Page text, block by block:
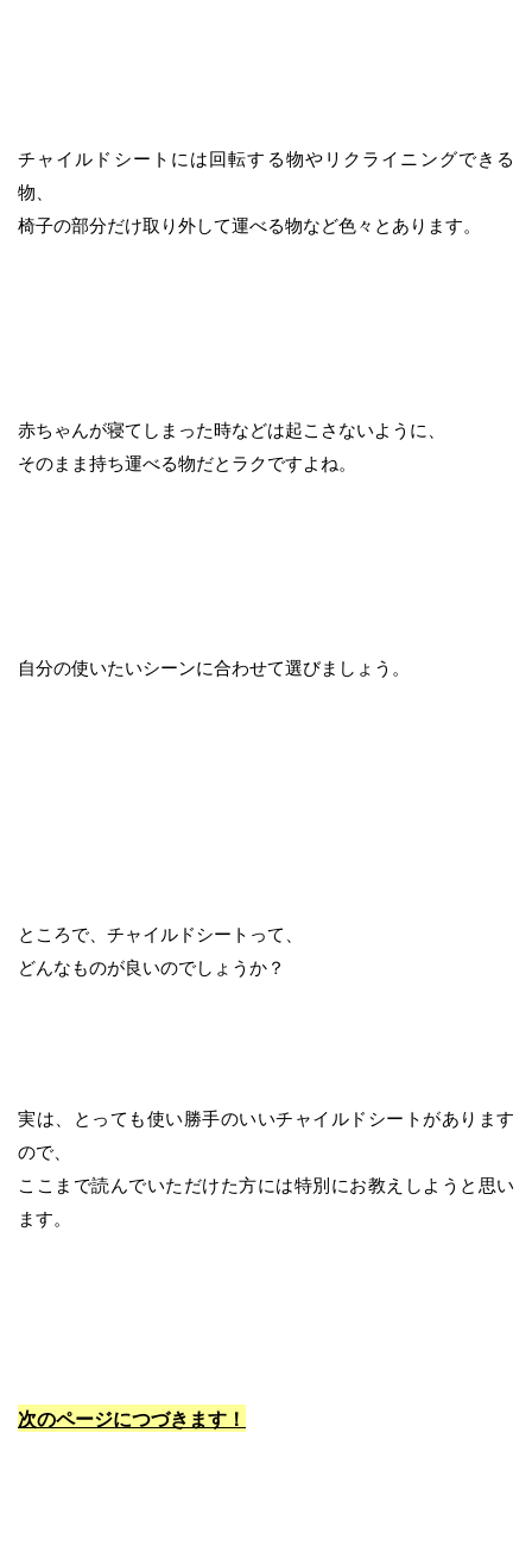
チャイルドシートには回転する物やリクライニングできる
物、
椅子の部分だけ取り外して運べる物など色々とあります。
赤ちゃんが寝てしまった時などは起こさないように、
そのまま持ち運べる物だとラクですよね。
自分の使いたいシーンに合わせて選びましょう。
ところで、チャイルドシートって、
どんなものが良いのでしょうか？
実は、とっても使い勝手のいいチャイルドシートがあります
ので、
ここまで読んでいただけた方には特別にお教えしようと思い
ます。
次のページにつづきます！